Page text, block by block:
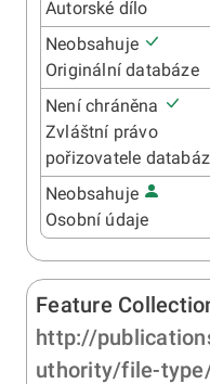
Autorské dílo
Neobsahuje
Originální databáze
Není chráněna
Zvláštní právo
pořizovatele
Neobsahuje
Osobní údaje
Feature
http://
uthority/file-type/